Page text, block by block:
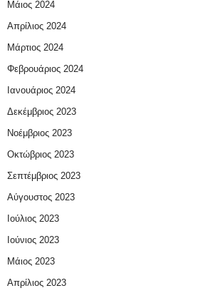
Μάιος 2024
Απρίλιος 2024
Μάρτιος 2024
Φεβρουάριος 2024
Ιανουάριος 2024
Δεκέμβριος 2023
Νοέμβριος 2023
Οκτώβριος 2023
Σεπτέμβριος 2023
Αύγουστος 2023
Ιούλιος 2023
Ιούνιος 2023
Μάιος 2023
Απρίλιος 2023